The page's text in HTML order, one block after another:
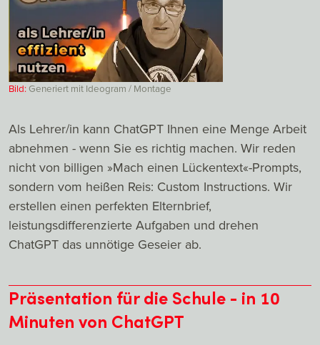
Bild:Generiert mit Ideogram / Montage
Als Lehrer/in kann ChatGPT Ihnen eine Menge Arbeit
abnehmen - wenn Sie es richtig machen. Wir reden
nicht von billigen »Mach einen Lückentext«-Prompts,
sondern vom heißen Reis: Custom Instructions. Wir
erstellen einen perfekten Elternbrief,
leistungsdifferenzierte Aufgaben und drehen
ChatGPT das unnötige Geseier ab.
Präsentation für die Schule - in 10
Minuten von ChatGPT